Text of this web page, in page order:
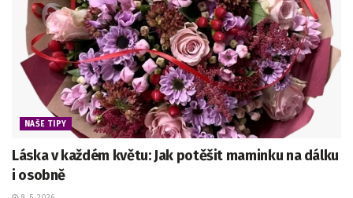
NAŠE TIPY
Láska v každém květu: Jak potěšit maminku na dálku
i osobně